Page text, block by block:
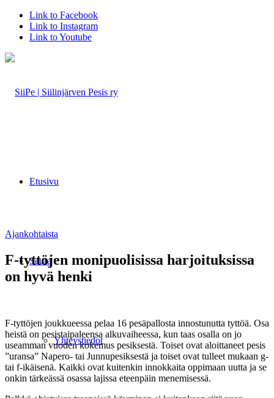
Link to Facebook
Link to Instagram
Link to Youtube
Etusivu
Seura
Yhteystiedot
Ajankohtaista
F-tyttöjen monipuolisissa harjoituksissa
on hyvä henki
F-tyttöjen joukkueessa pelaa 16 pesäpallosta innostunutta tyttöä. Osa
heistä on pesistaipaleensa alkuvaiheessa, kun taas osalla on jo
useamman vuoden kokemus pesiksestä. Toiset ovat aloittaneet pesis
”uransa” Napero- tai Junnupesiksestä ja toiset ovat tulleet mukaan g-
tai f-ikäisenä. Kaikki ovat kuitenkin innokkaita oppimaan uutta ja se
onkin tärkeässä osassa lajissa eteenpäin menemisessä.